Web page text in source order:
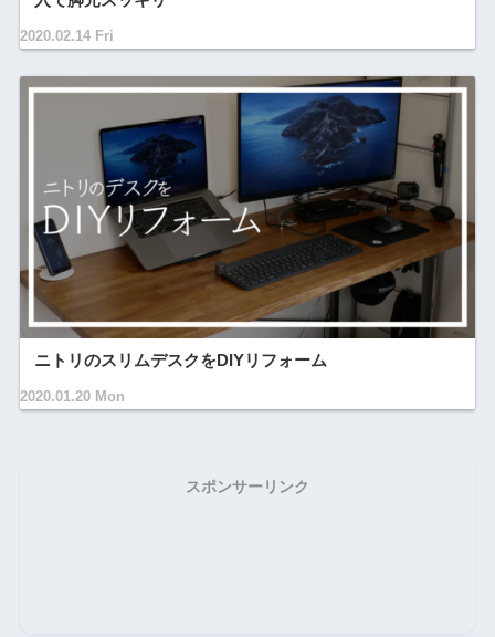
2020.02.14 Fri
2020.01.20 Mon
ニトリのスリムデスクをDIYリフォーム
スポンサーリンク